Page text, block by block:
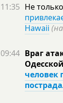
11:35 Не
Hawaii
09:44 Враг
человек